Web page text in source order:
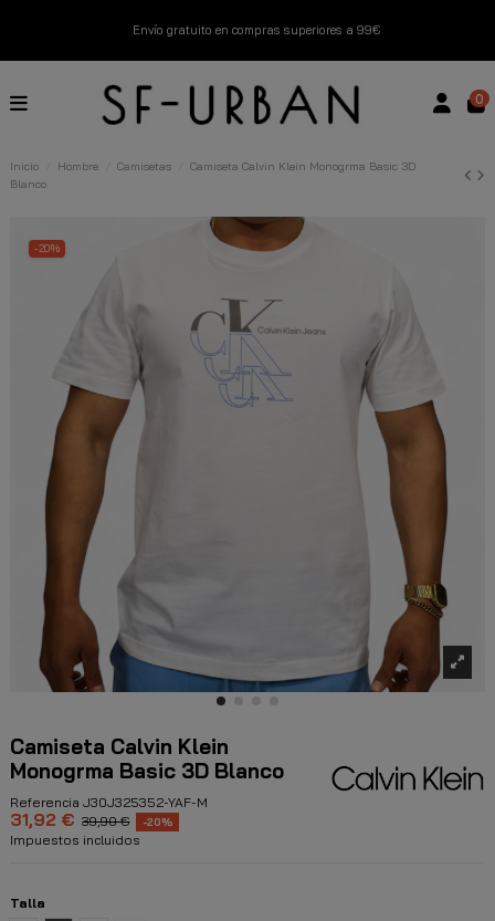
Envío gratuito en compras superiores a 99€
Nuevos productos disponibles esta semana
0
Inicio Hombre Camisetas
Camiseta Calvin Klein Monogrma Basic 3D
Blanco
-20%
Camiseta Calvin Klein
Monogrma Basic 3D Blanco
Referencia J30J325352-YAF-M
31,92 € 39,90 € -20%
Impuestos incluidos
Talla